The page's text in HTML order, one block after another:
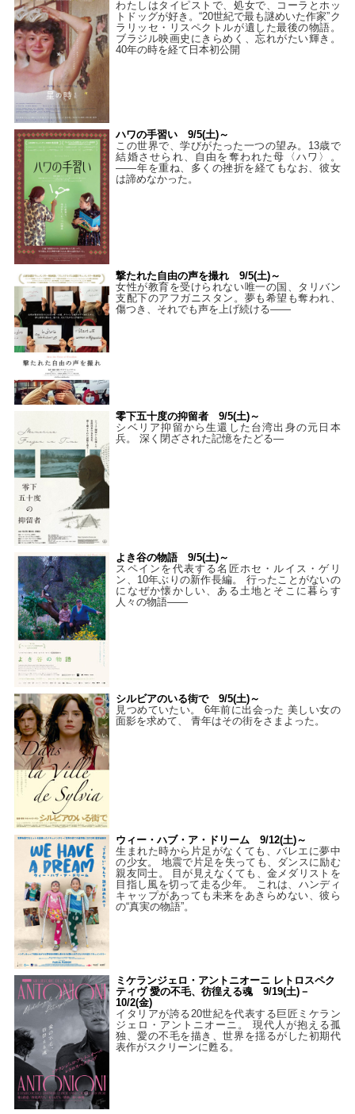
わたしはタイピストで、処⼥で、コーラとホッ
トドッグが好き。“20世紀で最も謎めいた作家”ク
ラリッセ・リスペクトルが遺した最後の物語。
ブラジル映画史にきらめく、忘れがたい輝き。
40年の時を経て⽇本初公開
ハワの手習い 9/5(土)～
この世界で、学びがたった一つの望み。13歳で
結婚させられ、自由を奪われた母〈ハワ〉。
——年を重ね、多くの挫折を経てもなお、彼女
は諦めなかった。
撃たれた自由の声を撮れ 9/5(土)～
女性が教育を受けられない唯一の国、タリバン
支配下のアフガニスタン。夢も希望も奪われ、
傷つき、それでも声を上げ続ける——
零下五十度の抑留者 9/5(土)～
シベリア抑留から生還した台湾出身の元日本
兵。 深く閉ざされた記憶をたどる—
よき谷の物語 9/5(土)～
スペインを代表する名匠ホセ・ルイス・ゲリ
ン、10年ぶりの新作長編。 行ったことがないの
になぜか懐かしい、ある土地とそこに暮らす
人々の物語――
シルビアのいる街で 9/5(土)～
見つめていたい。 6年前に出会った 美しい女の
面影を求めて、 青年はその街をさまよった。
ウィー・ハブ・ア・ドリーム 9/12(土)～
生まれた時から片足がなくても、バレエに夢中
の少女。 地震で片足を失っても、ダンスに励む
親友同士。 目が見えなくても、金メダリストを
目指し風を切って走る少年。 これは、ハンディ
キャップがあっても未来をあきらめない、彼ら
の“真実の物語”。
ミケランジェロ・アントニオーニ レトロスペク
ティヴ 愛の不毛、彷徨える魂 9/19(土)－
10/2(金)
イタリアが誇る20世紀を代表する巨匠ミケラン
ジェロ・アントニオーニ。 現代人が抱える孤
独、愛の不毛を描き、世界を揺るがした初期代
表作がスクリーンに甦る。